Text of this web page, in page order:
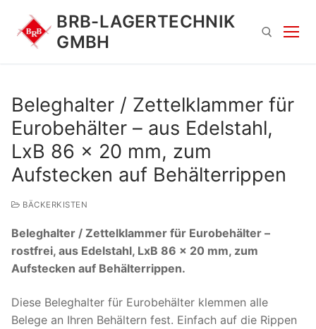
Inhalt
springen
BRB-LAGERTECHNIK
GMBH
nach:
Beleghalter / Zettelklammer für
Eurobehälter – aus Edelstahl,
LxB 86 x 20 mm, zum
Aufstecken auf Behälterrippen
BÄCKERKISTEN
Beleghalter / Zettelklammer für Eurobehälter –
rostfrei, aus Edelstahl, LxB 86 x 20 mm, zum
Aufstecken auf Behälterrippen.
Diese Beleghalter für Eurobehälter klemmen alle
Belege an Ihren Behältern fest. Einfach auf die Rippen